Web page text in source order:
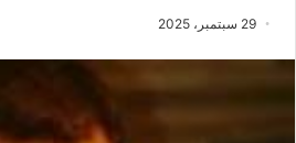
29 سبتمبر، 2025